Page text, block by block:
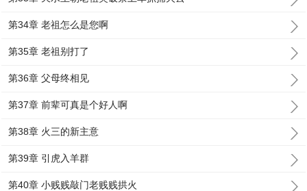
第34章 老祖怎么是您啊
第35章 老祖别打了
第36章 父母终相见
第37章 前辈可真是个好人啊
第38章 火三的新主意
第39章 引虎入羊群
第40章 小贱贱敲门老贱贱拱火